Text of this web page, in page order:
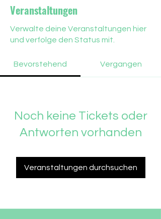
Veranstaltungen
Verwalte deine Veranstaltungen hier
und verfolge den Status mit.
Bevorstehend Vergangen
Noch keine Tickets oder
Antworten vorhanden
Veranstaltungen durchsuchen